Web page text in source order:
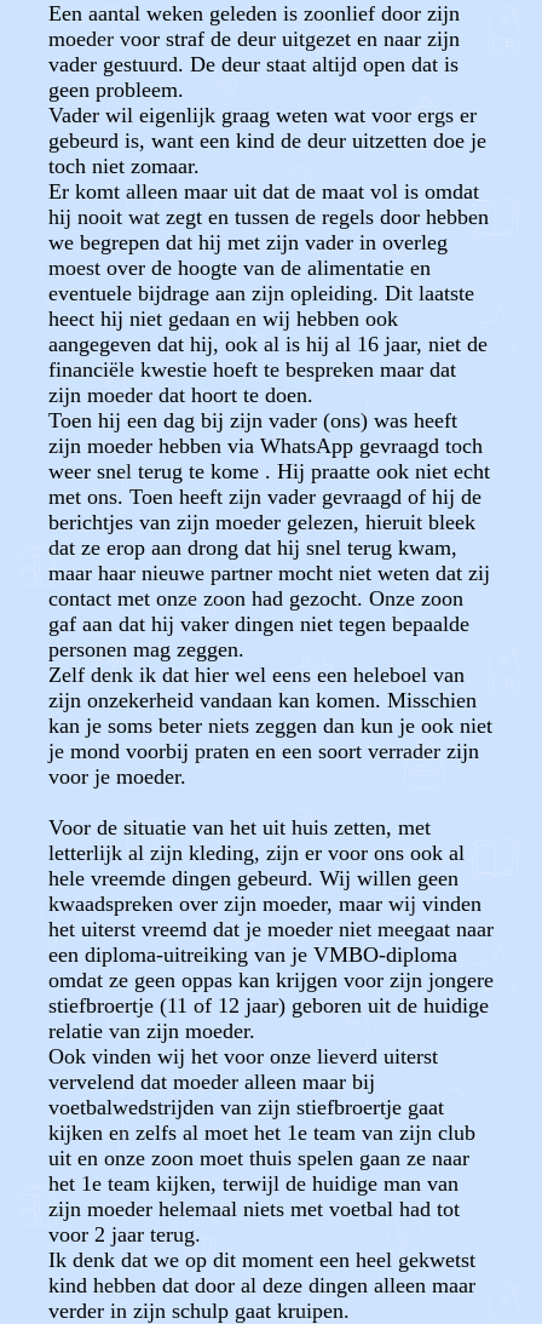
Een aantal weken geleden is zoonlief door zijn
moeder voor straf de deur uitgezet en naar zijn
vader gestuurd. De deur staat altijd open dat is
geen probleem.
Vader wil eigenlijk graag weten wat voor ergs er
gebeurd is, want een kind de deur uitzetten doe je
toch niet zomaar.
Er komt alleen maar uit dat de maat vol is omdat
hij nooit wat zegt en tussen de regels door hebben
we begrepen dat hij met zijn vader in overleg
moest over de hoogte van de alimentatie en
eventuele bijdrage aan zijn opleiding. Dit laatste
heect hij niet gedaan en wij hebben ook
aangegeven dat hij, ook al is hij al 16 jaar, niet de
financiële kwestie hoeft te bespreken maar dat
zijn moeder dat hoort te doen.
Toen hij een dag bij zijn vader (ons) was heeft
zijn moeder hebben via WhatsApp gevraagd toch
weer snel terug te kome . Hij praatte ook niet echt
met ons. Toen heeft zijn vader gevraagd of hij de
berichtjes van zijn moeder gelezen, hieruit bleek
dat ze erop aan drong dat hij snel terug kwam,
maar haar nieuwe partner mocht niet weten dat zij
contact met onze zoon had gezocht. Onze zoon
gaf aan dat hij vaker dingen niet tegen bepaalde
personen mag zeggen.
Zelf denk ik dat hier wel eens een heleboel van
zijn onzekerheid vandaan kan komen. Misschien
kan je soms beter niets zeggen dan kun je ook niet
je mond voorbij praten en een soort verrader zijn
voor je moeder.
Voor de situatie van het uit huis zetten, met
letterlijk al zijn kleding, zijn er voor ons ook al
hele vreemde dingen gebeurd. Wij willen geen
kwaadspreken over zijn moeder, maar wij vinden
het uiterst vreemd dat je moeder niet meegaat naar
een diploma-uitreiking van je VMBO-diploma
omdat ze geen oppas kan krijgen voor zijn jongere
stiefbroertje (11 of 12 jaar) geboren uit de huidige
relatie van zijn moeder.
Ook vinden wij het voor onze lieverd uiterst
vervelend dat moeder alleen maar bij
voetbalwedstrijden van zijn stiefbroertje gaat
kijken en zelfs al moet het 1e team van zijn club
uit en onze zoon moet thuis spelen gaan ze naar
het 1e team kijken, terwijl de huidige man van
zijn moeder helemaal niets met voetbal had tot
voor 2 jaar terug.
Ik denk dat we op dit moment een heel gekwetst
kind hebben dat door al deze dingen alleen maar
verder in zijn schulp gaat kruipen.